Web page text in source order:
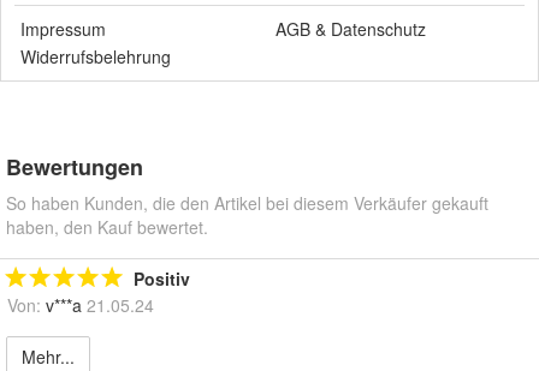
Impressum
AGB & Datenschutz
Widerrufsbelehrung
Bewertungen
So haben Kunden, die den Artikel bei diesem Verkäufer gekauft
haben, den Kauf bewertet.
Positiv
Von: v***a 21.05.24
Mehr...